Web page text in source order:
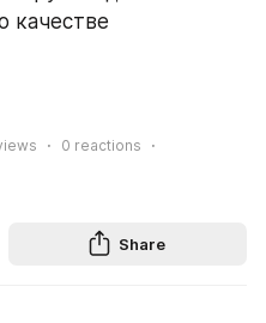
качестве
0 reactions
Share